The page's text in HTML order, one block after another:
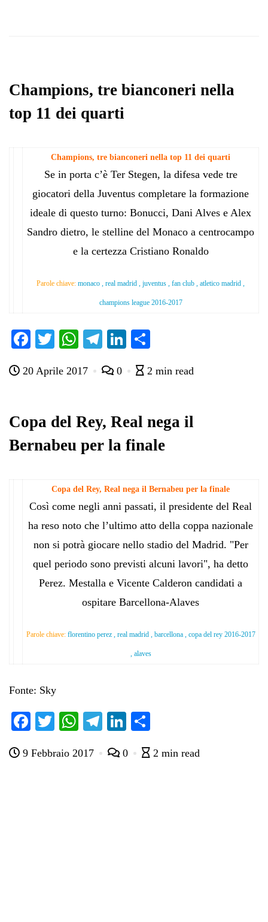
Champions, tre bianconeri nella
top 11 dei quarti
Champions, tre bianconeri nella top 11 dei quarti
Se in porta c’è Ter Stegen, la difesa vede tre
giocatori della Juventus completare la formazione
ideale di questo turno: Bonucci, Dani Alves e Alex
Sandro dietro, le stelline del Monaco a centrocampo
e la certezza Cristiano Ronaldo
Parole chiave: monaco , real madrid , juventus , fan club , atletico madrid ,
champions league 2016-2017
Fa
bo
T
tte
W
ts
pp
Te
gr
m
Li
ed di
di
20 Aprile 2017 0 2 min read
Copa del Rey, Real nega il
Bernabeu per la finale
Copa del Rey, Real nega il Bernabeu per la finale
Così come negli anni passati, il presidente del Real
ha reso noto che l’ultimo atto della coppa nazionale
non si potrà giocare nello stadio del Madrid. "Per
quel periodo sono previsti alcuni lavori", ha detto
Perez. Mestalla e Vicente Calderon candidati a
ospitare Barcellona-Alaves
Parole chiave: florentino perez , real madrid , barcellona , copa del rey 2016-2017
, alaves
Fonte: Sky
Fa
bo
T
tte
W
ts
Te
gr
Li
ed di
9 Febbraio 2017 0 2 min read